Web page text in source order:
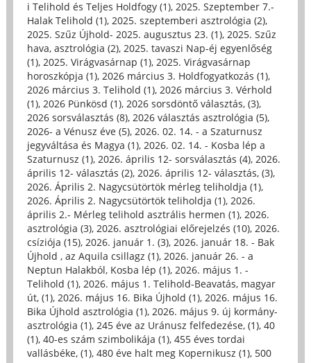
i Telihold és Teljes Holdfogy (1), 2025. Szeptember 7.-
Halak Telihold (1), 2025. szeptemberi asztrológia (2),
2025. Szűz Újhold- 2025. augusztus 23. (1), 2025. Szűz
hava, asztrológia (2), 2025. tavaszi Nap-éj egyenlőség
(1), 2025. Virágvasárnap (1), 2025. Virágvasárnap
horoszkópja (1), 2026 március 3. Holdfogyatkozás (1),
2026 március 3. Telihold (1), 2026 március 3. Vérhold
(1), 2026 Pünkösd (1), 2026 sorsdöntő választás, (3),
2026 sorsválasztás (8), 2026 választás asztrológia (5),
2026- a Vénusz éve (5), 2026. 02. 14. - a Szaturnusz
jegyváltása és Magya (1), 2026. 02. 14. - Kosba lép a
Szaturnusz (1), 2026. április 12- sorsválasztás (4), 2026.
április 12- választás (2), 2026. április 12- választás, (3),
2026. Április 2. Nagycsütörtök mérleg teliholdja (1),
2026. Április 2. Nagycsütörtök teliholdja (1), 2026.
április 2.- Mérleg telihold asztrális hermen (1), 2026.
asztrológia (3), 2026. asztrológiai előrejelzés (10), 2026.
csíziója (15), 2026. január 1. (3), 2026. január 18. - Bak
Újhold , az Aquila csillagz (1), 2026. január 26. - a
Neptun Halakból, Kosba lép (1), 2026. május 1. -
Telihold (1), 2026. május 1. Telihold-Beavatás, magyar
út, (1), 2026. május 16. Bika Újhold (1), 2026. május 16.
Bika Újhold asztrológia (1), 2026. május 9. új kormány-
asztrológia (1), 245 éve az Uránusz felfedezése, (1), 40
(1), 40-es szám szimbolikája (1), 455 éves tordai
vallásbéke, (1), 480 éve halt meg Kopernikusz (1), 500